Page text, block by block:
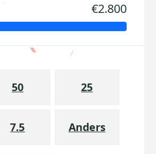
€2.800
50 25
7.5 Anders